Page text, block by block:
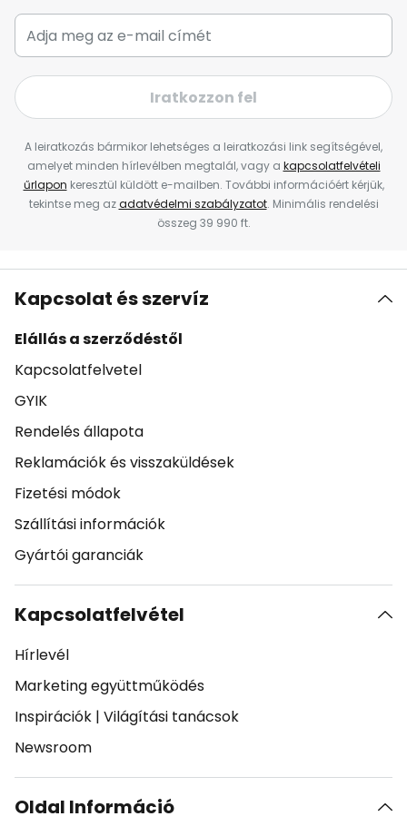
Iratkozzon fel
A leiratkozás bármikor lehetséges a leiratkozási link segítségével,
amelyet minden hírlevélben megtalál, vagy a kapcsolatfelvételi
űrlapon keresztül küldött e-mailben. További információért kérjük,
tekintse meg azadatvédelmi szabályzatot. Minimális rendelési
összeg 39 990 ft.
Kapcsolat és szervíz
Elállás a szerződéstől
Kapcsolatfelvetel
GYIK
Rendelés állapota
Reklamációk és visszaküldések
Fizetési módok
Szállítási információk
Gyártói garanciák
Kapcsolatfelvétel
Hírlevél
Marketing együttműködés
Inspirációk | Világítási tanácsok
Newsroom
Oldal Információ